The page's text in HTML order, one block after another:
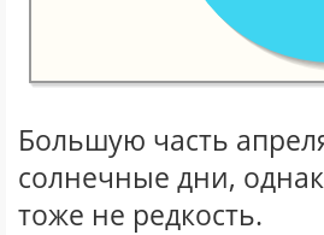
Большую часть
солнечные дни,
тоже не редкость.